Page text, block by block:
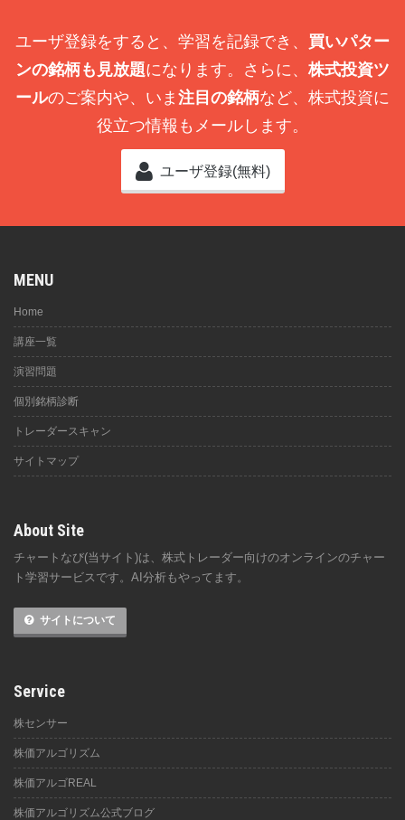
ユーザ登録をすると、学習を記録でき、 買いパター
ンの銘柄も見放題になります。さらに、 株式投資ツ
ールのご案内や、いま 注目の銘柄など、株式投資に
役立つ情報もメールします。
ユーザ登録(無料)
MENU
Home
講座一覧
演習問題
個別銘柄診断
トレーダースキャン
サイトマップ
About Site
チャートなび(当サイト)は、株式トレーダー向けのオンラインのチャー
ト学習サービスです。AI分析もやってます。
サイトについて
Service
株センサー
株価アルゴリズム
株価アルゴREAL
株価アルゴリズム公式ブログ